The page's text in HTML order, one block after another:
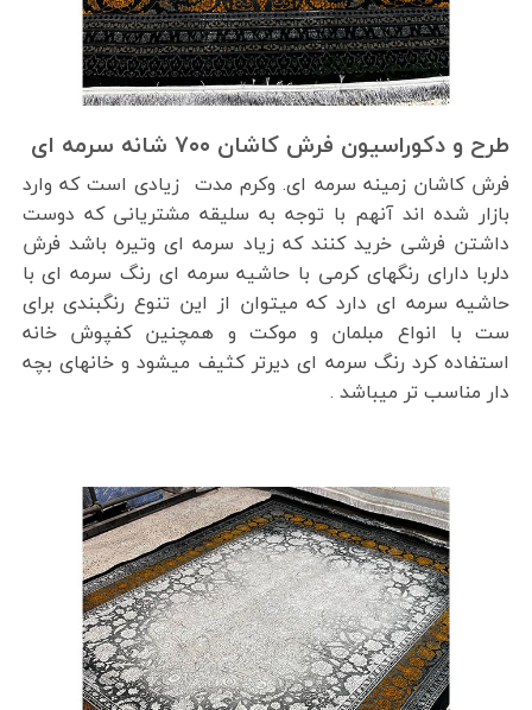
طرح و دکوراسیون فرش کاشان ۷۰۰ شانه سرمه ای
فرش کاشان زمینه سرمه ای. وکرم مدت زیادی است که وارد
بازار شده اند آنهم با توجه به سلیقه مشتریانی که دوست
داشتن فرشی خرید کنند که زیاد سرمه ای وتیره باشد فرش
دلربا دارای رنگهای کرمی با حاشیه سرمه ای رنگ سرمه ای با
حاشیه سرمه ای دارد که میتوان از این تنوع رنگبندی برای
ست با انواع مبلمان و موکت و همچنین کفپوش خانه
استفاده کرد رنگ سرمه ای دیرتر کثیف میشود و خانهای بچه
دار مناسب تر میباشد .